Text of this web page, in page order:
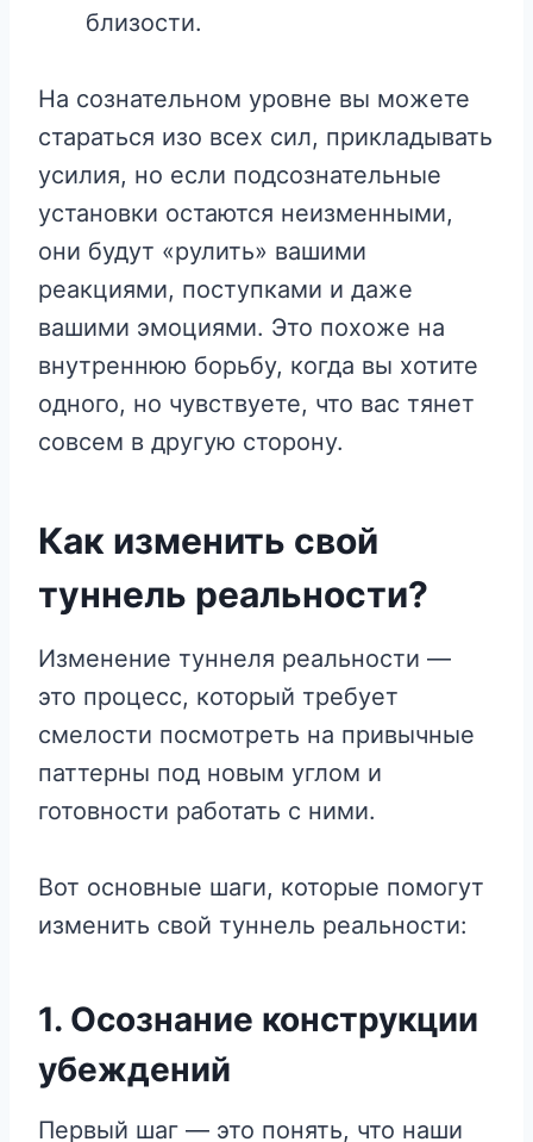
близости.
На сознательном уровне вы можете
стараться изо всех сил, прикладывать
усилия, но если подсознательные
установки остаются неизменными,
они будут «рулить» вашими
реакциями, поступками и даже
вашими эмоциями. Это похоже на
внутреннюю борьбу, когда вы хотите
одного, но чувствуете, что вас тянет
совсем в другую сторону.
Как изменить свой
туннель реальности?
Изменение туннеля реальности —
это процесс, который требует
смелости посмотреть на привычные
паттерны под новым углом и
готовности работать с ними.
Вот основные шаги, которые помогут
изменить свой туннель реальности:
1. Осознание конструкции
убеждений
Первый шаг — это понять, что наши